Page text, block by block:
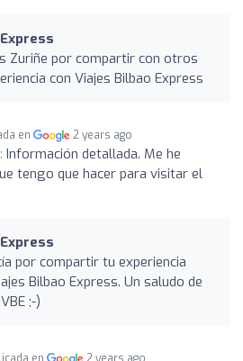
Zuriñe por compartir con otros
con Viajes Bilbao Express
en 2 years ago
Información detallada. Me he
tengo que hacer para visitar el
por compartir tu experiencia
Bilbao Express. Un saludo de
;-)
en 2 years ago